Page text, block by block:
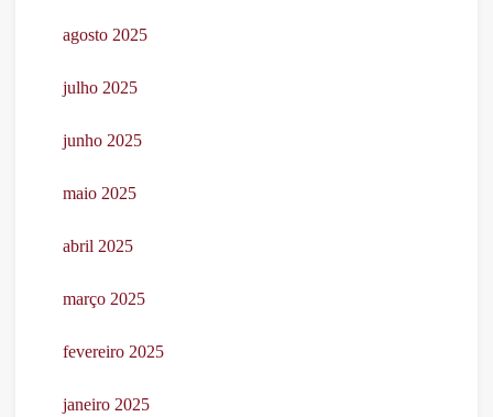
agosto 2025
julho 2025
junho 2025
maio 2025
abril 2025
março 2025
fevereiro 2025
janeiro 2025